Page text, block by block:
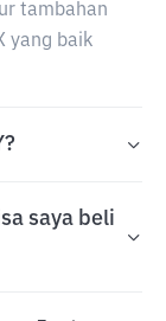
tambahan
yang baik
saya beli